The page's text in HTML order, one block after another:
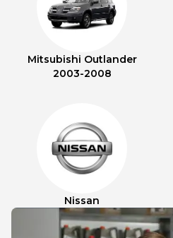
Mitsubishi Outlander
2003-2008
Nissan